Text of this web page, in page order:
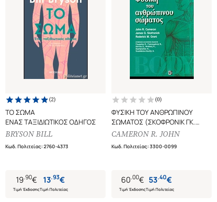
(2)
ΤΟ ΣΩΜΑ
ΕΝΑΣ ΤΑΞΙΔΙΩΤΙΚΟΣ ΟΔΗΓΟΣ
BRYSON BILL
Κωδ. Πολιτείας:2760-4373
19.90€
Τιμή Έκδοσης
13.93€
Τιμή Πολιτείας
(0)
ΦΥΣΙΚΗ ΤΟΥ ΑΝΘΡΩΠΙΝΟΥ
ΣΩΜΑΤΟΣ (ΣΚΟΦΡΟΝΙΚ ΓΚ.
ΤΖΕΙΜΣ, ΓΚΡΑΝΤ Μ. ΡΟΝΤΕΡΙΚ,
CAMERON R. JOHN
Κωδ. Πολιτείας:3300-0099
60.00€
Τιμή Έκδοσης
53.40€
Τιμή Πολιτείας